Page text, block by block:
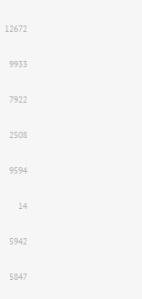
12672
9933
7922
2508
9594
14
5942
5847